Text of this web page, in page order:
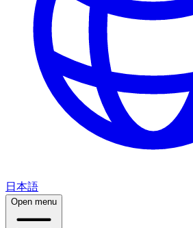
日本語
Open menu